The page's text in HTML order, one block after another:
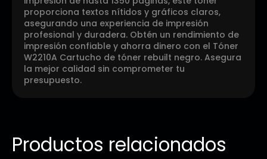
proporciona textos nítidos y gráficos claros,
asegurando una experiencia de impresión
profesional y duradera. Obtén un rendimiento de
impresión confiable y ahorra dinero con el Tóner
W2210A Cartucho de tóner rebuilt negro. Asegura
la mejor calidad sin comprometer tu
presupuesto.
Productos relacionados